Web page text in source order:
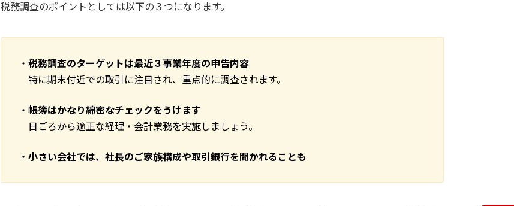
税務調査のポイントとしては以下の３つになります。
・ 税務調査のターゲットは最近３事業年度の申告内容
特に期末付近での取引に注目され、重点的に調査されます。
・ 帳簿はかなり綿密なチェックをうけます
日ごろから適正な経理・会計業務を実施しましょう。
・ 小さい会社では、社長のご家族構成や取引銀行を聞かれることも